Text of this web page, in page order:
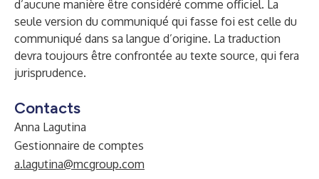
d’aucune manière être considéré comme officiel. La
seule version du communiqué qui fasse foi est celle du
communiqué dans sa langue d’origine. La traduction
devra toujours être confrontée au texte source, qui fera
jurisprudence.
Contacts
Anna Lagutina
Gestionnaire de comptes
a.lagutina@mcgroup.com